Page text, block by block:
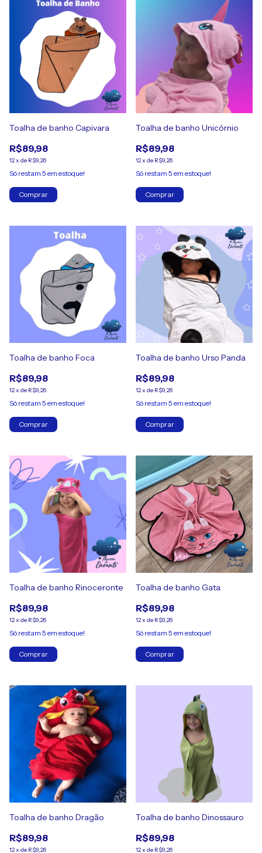
Toalha de banho Capivara
R$89,98
12x de R$9,26
Só restam 5 em estoque!
Comprar
Toalha de banho Unicórnio
R$89,98
12x de R$9,26
Só restam 5 em estoque!
Comprar
Toalha de banho Foca
R$89,98
12x de R$9,26
Só restam 5 em estoque!
Comprar
Toalha de banho Urso Panda
R$89,98
12x de R$9,26
Só restam 5 em estoque!
Comprar
Toalha de banho Rinoceronte
R$89,98
12x de R$9,26
Só restam 5 em estoque!
Comprar
Toalha de banho Gata
R$89,98
12x de R$9,26
Só restam 5 em estoque!
Comprar
Toalha de banho Dragão
R$89,98
12x de R$9,26
Toalha de banho Dinossauro
R$89,98
12x de R$9,26